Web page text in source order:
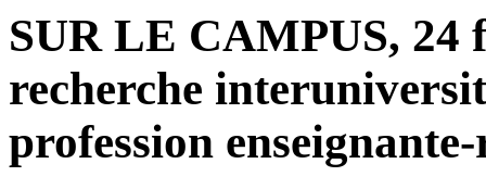
SUR LE CAMPUS, 24
recherche
profession